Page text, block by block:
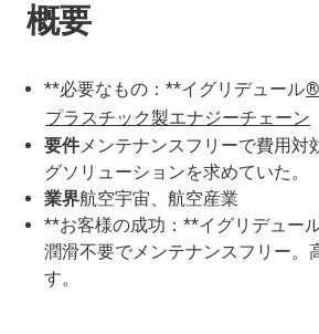
概要
**必要なもの：**イグリデュール®
プラスチック製エナジーチェーン
要件メンテナンスフリーで費用対
グソリューションを求めていた。
業界航空宇宙、航空産業
**お客様の成功：**イグリデュー
潤滑不要でメンテナンスフリー。
す。